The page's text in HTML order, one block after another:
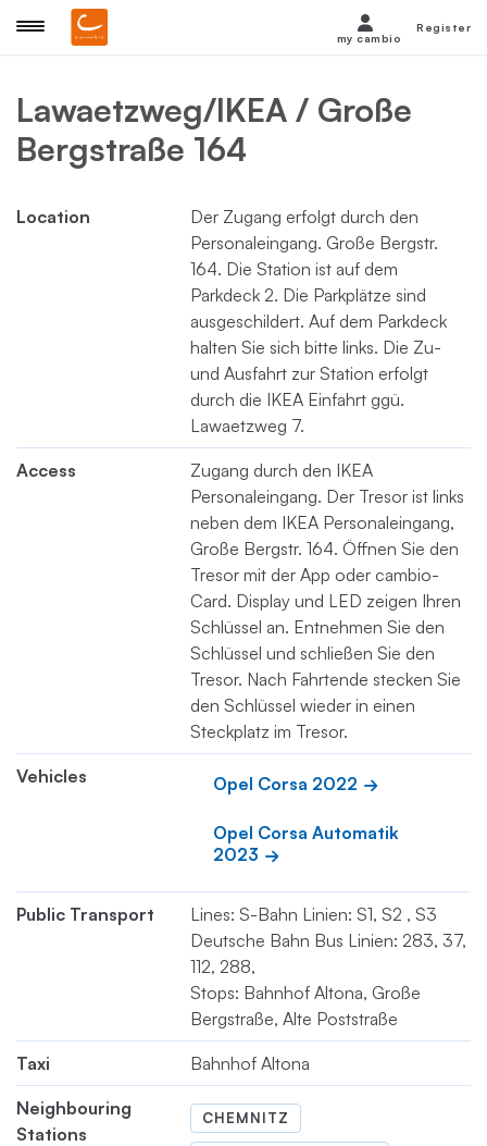
Lawaetzweg/IKEA / Große
Bergstraße 164
Location
Der Zugang erfolgt durch den
Personaleingang. Große Bergstr.
164. Die Station ist auf dem
Parkdeck 2. Die Parkplätze sind
ausgeschildert. Auf dem Parkdeck
halten Sie sich bitte links. Die Zu-
und Ausfahrt zur Station erfolgt
durch die IKEA Einfahrt ggü.
Lawaetzweg 7.
Access
Zugang durch den IKEA
Personaleingang. Der Tresor ist links
neben dem IKEA Personaleingang,
Große Bergstr. 164. Öffnen Sie den
Tresor mit der App oder cambio-
Card. Display und LED zeigen Ihren
Schlüssel an. Entnehmen Sie den
Schlüssel und schließen Sie den
Tresor. Nach Fahrtende stecken Sie
den Schlüssel wieder in einen
Steckplatz im Tresor.
Vehicles Opel Corsa 2022
Opel Corsa Automatik
2023
Public Transport
Lines: S-Bahn Linien: S1, S2 , S3
Deutsche Bahn Bus Linien: 283, 37,
112, 288,
Stops: Bahnhof Altona, Große
Bergstraße, Alte Poststraße
Taxi Bahnhof Altona
Neighbouring
Stations
CHEMNITZ
my cambio
Register